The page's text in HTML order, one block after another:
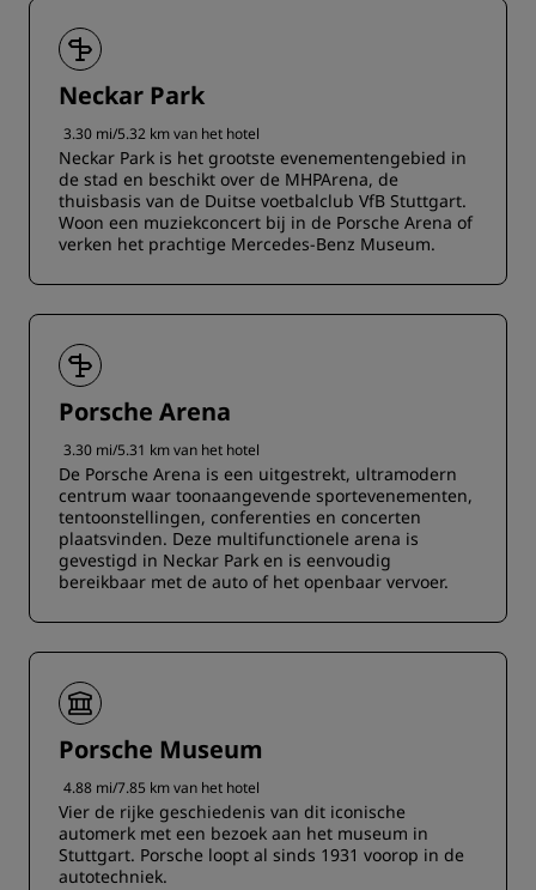
Neckar Park
3.30 mi/5.32 km van het hotel
Neckar Park is het grootste evenementengebied in
de stad en beschikt over de MHPArena, de
thuisbasis van de Duitse voetbalclub VfB Stuttgart.
Woon een muziekconcert bij in de Porsche Arena of
verken het prachtige Mercedes-Benz Museum.
Porsche Arena
3.30 mi/5.31 km van het hotel
De Porsche Arena is een uitgestrekt, ultramodern
centrum waar toonaangevende sportevenementen,
tentoonstellingen, conferenties en concerten
plaatsvinden. Deze multifunctionele arena is
gevestigd in Neckar Park en is eenvoudig
bereikbaar met de auto of het openbaar vervoer.
Porsche Museum
4.88 mi/7.85 km van het hotel
Vier de rijke geschiedenis van dit iconische
automerk met een bezoek aan het museum in
Stuttgart. Porsche loopt al sinds 1931 voorop in de
autotechniek.